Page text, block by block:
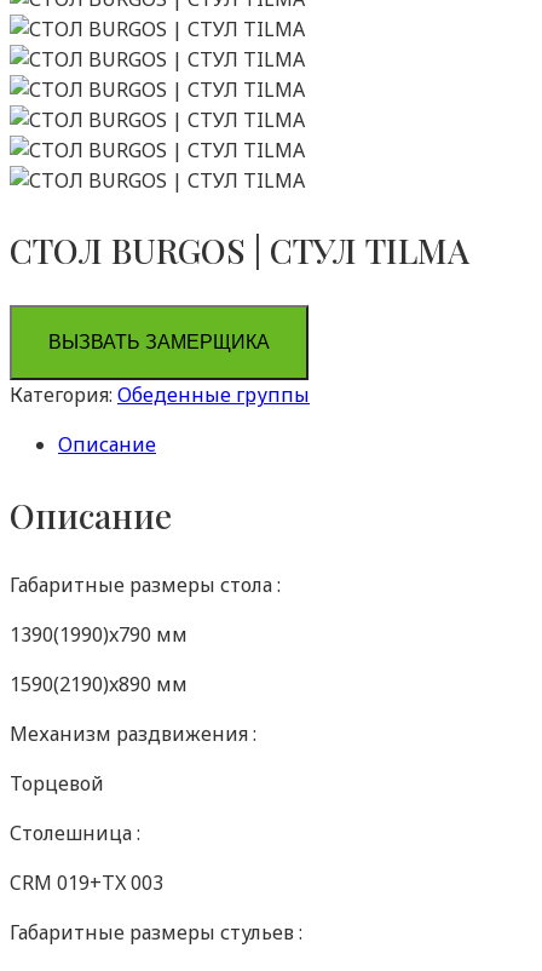
СТОЛ BURGOS | СТУЛ TILMA
ВЫЗВАТЬ ЗАМЕРЩИКА
Категория: Обеденные группы
Описание
Описание
Габаритные размеры стола :
1390(1990)x790 мм
1590(2190)x890 мм
Механизм раздвижения :
Торцевой
Столешница :
CRM 019+TX 003
Габаритные размеры стульев :